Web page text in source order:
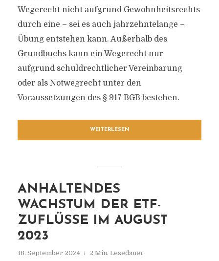
Wegerecht nicht aufgrund Gewohnheitsrechts
durch eine – sei es auch jahrzehntelange –
Übung entstehen kann. Außerhalb des
Grundbuchs kann ein Wegerecht nur
aufgrund schuldrechtlicher Vereinbarung
oder als Notwegrecht unter den
Voraussetzungen des § 917 BGB bestehen.
WEITERLESEN
ANHALTENDES
WACHSTUM DER ETF-
ZUFLÜSSE IM AUGUST
2023
18. September 2024 2 Min. Lesedauer